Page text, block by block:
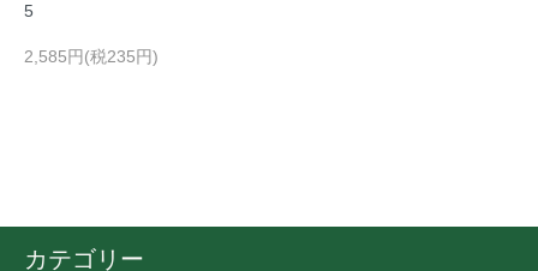
5
2,585円(税235円)
カテゴリー